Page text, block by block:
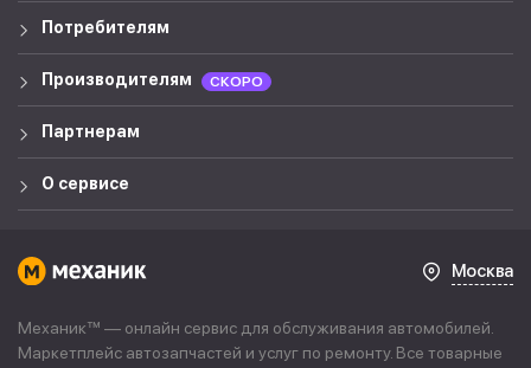
Потребителям
Производителям СКОРО
Партнерам
О сервисе
Москва
Механик™ — онлайн сервис для обслуживания автомобилей.
Маркетплейс автозапчастей и услуг по ремонту. Все товарные